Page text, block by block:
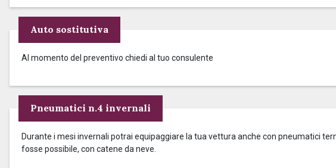
Auto sostitutiva
Al momento del preventivo chiedi al tuo consulente
Pneumatici n.4 invernali
Durante i mesi invernali potrai equipaggiare la tua vettura anche con pneumatici
fosse possibile, con catene da neve.